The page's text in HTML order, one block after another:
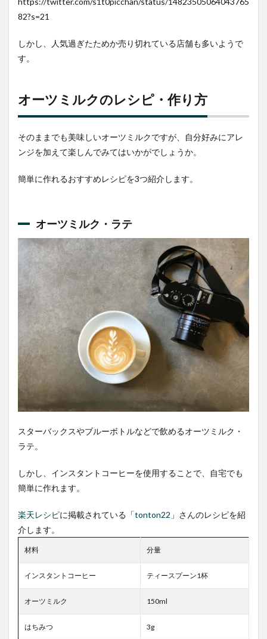
82?s=21
しかし、人気過ぎたためか売り切れている店舗も多いようで
す。
オーツミルクのレシピ・作り方
そのままでも美味しいオーツミルクですが、自分好みにアレ
ンジを加えて楽しんでみてはいかがでしょうか。
簡単に作れるおすすめレシピを3つ紹介します。
オーツミルク・ラテ
スターバックスやブルーボトルなどで飲めるオーツミルク・
ラテ。
しかし、インスタントコーヒーを使用することで、自宅でも
簡単に作れます。
楽天レシピに掲載されている「tonton22 」さんのレシピを紹
介します。
材料 分量
インスタントコーヒー ティースプーン1杯
オーツミルク 150ml
はちみつ 3g